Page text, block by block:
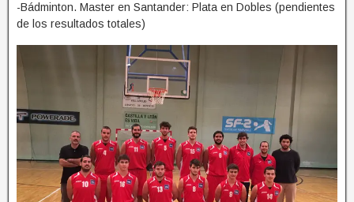
-Bádminton. Master en Santander: Plata en Dobles (pendientes
de los resultados totales)